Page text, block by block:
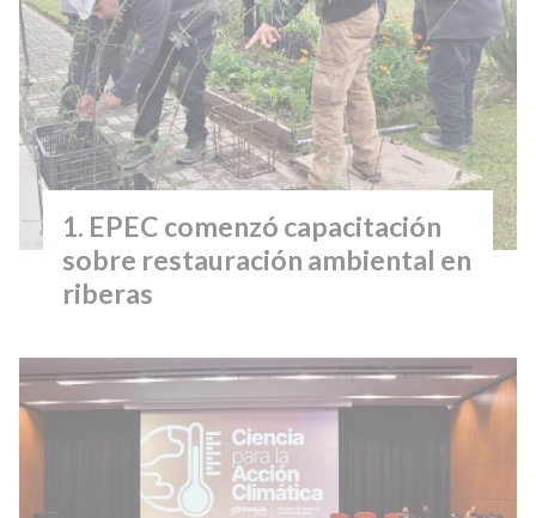
EPEC comenzó capacitación
sobre restauración ambiental en
riberas